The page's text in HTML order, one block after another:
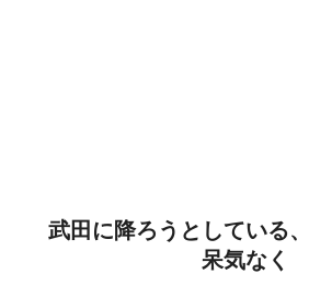
武田に降ろうとしている
呆気なく